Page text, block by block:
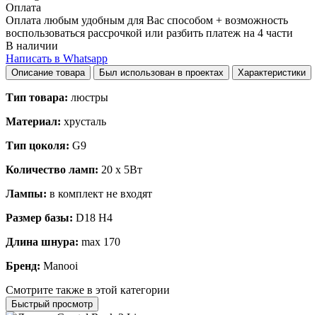
Оплата
Оплата любым удобным для Вас способом + возможность
воспользоваться рассрочкой или разбить платеж на 4 части
В наличии
Написать в Whatsapp
Описание товара Был использован в проектах Характеристики
Тип товара: люстры
Материал: хрусталь
Тип цоколя: G9
Количество ламп: 20 x 5Вт
Лампы: в комплект не входят
Размер базы: D18 H4
Длина шнура: max 170
Бренд: Manooi
Смотрите также в этой категории
Быстрый просмотр